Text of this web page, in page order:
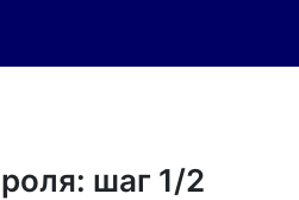
шаг 1/2